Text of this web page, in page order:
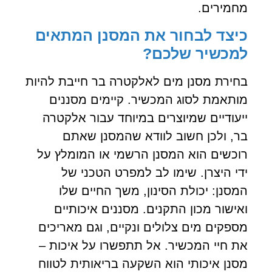
מחמירים.
כיצד לבחור את המסנן המתאים
למכשיר שלכם?
בחירת מסנן מים לאלקטרה בר חייבת להיות
מותאמת לסוג המכשיר. קיימים מסננים
ייעודיים שמיוצרים במיוחד עבור אלקטרה
בר, ולכן חשוב לוודא שהמסנן שאתם
רוכשים הוא המסנן הרשמי או המומלץ על
ידי היצרן. שימו לב למפרט הטכני של
המסנן: יכולת הסינון, משך החיים שלו
ואישור מכון התקנים. מסננים איכותיים
מספקים מים צלולים ונקיים, וגם מאריכים
את חיי המכשיר. אל תתפשרו על איכות –
מסנן איכותי הוא השקעה בריאותית לטווח